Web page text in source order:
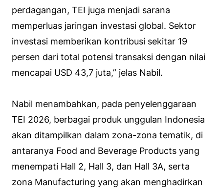
perdagangan, TEI juga menjadi sarana
memperluas jaringan investasi global. Sektor
investasi memberikan kontribusi sekitar 19
persen dari total potensi transaksi dengan nilai
mencapai USD 43,7 juta,” jelas Nabil.
Nabil menambahkan, pada penyelenggaraan
TEI 2026, berbagai produk unggulan Indonesia
akan ditampilkan dalam zona-zona tematik, di
antaranya Food and Beverage Products yang
menempati Hall 2, Hall 3, dan Hall 3A, serta
zona Manufacturing yang akan menghadirkan